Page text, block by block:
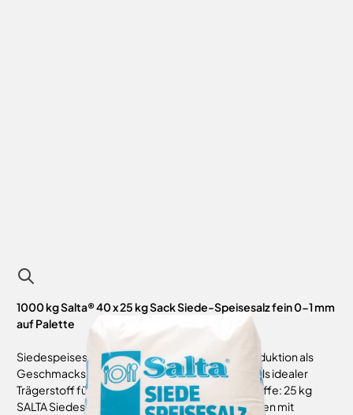
1000 kg Salta® 40 x 25 kg Sack Siede-Speisesalz fein 0-1 mm
auf Palette
Siedespeisesalz dient in der Nahrungsmittelproduktion als
Geschmacksträger, Konservierungsmittel und als idealer
Trägerstoff für gesundheitsfördernde Zusatzstoffe: 25 kg
SALTA Siedespeisesalz (fein) 99,9%NaCl. Versehen mit